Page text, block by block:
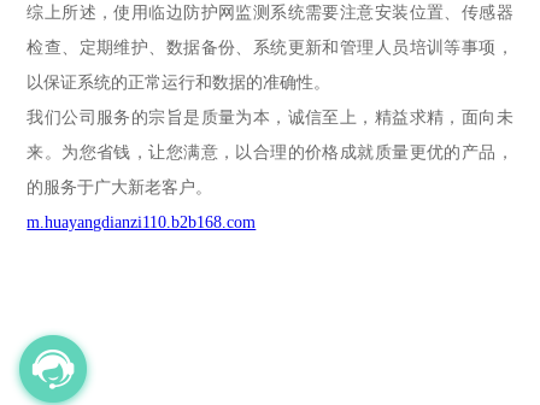
综上所述，使用临边防护网监测系统需要注意安装位置、传感器
检查、定期维护、数据备份、系统更新和管理人员培训等事项，
以保证系统的正常运行和数据的准确性。
我们公司服务的宗旨是质量为本，诚信至上，精益求精，面向未
来。为您省钱，让您满意，以合理的价格成就质量更优的产品，
的服务于广大新老客户。
m.huayangdianzi110.b2b168.com